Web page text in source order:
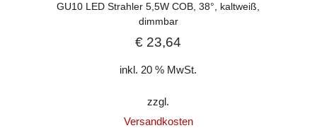
GU10 LED Strahler 5,5W COB, 38°, kaltweiß,
dimmbar
€ 23,64
inkl. 20 % MwSt.
zzgl.
Versandkosten